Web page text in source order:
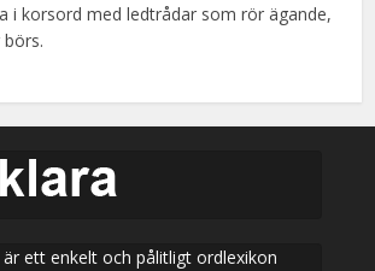
i korsord med ledtrådar som rör ägande,
är ett enkelt och pålitligt ordlexikon